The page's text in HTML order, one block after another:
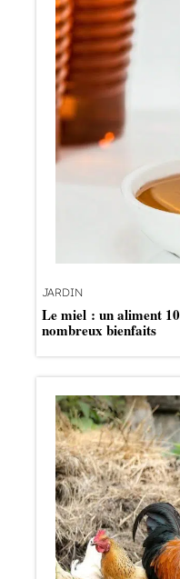
JARDIN
Le miel : un aliment
nombreux bienfaits